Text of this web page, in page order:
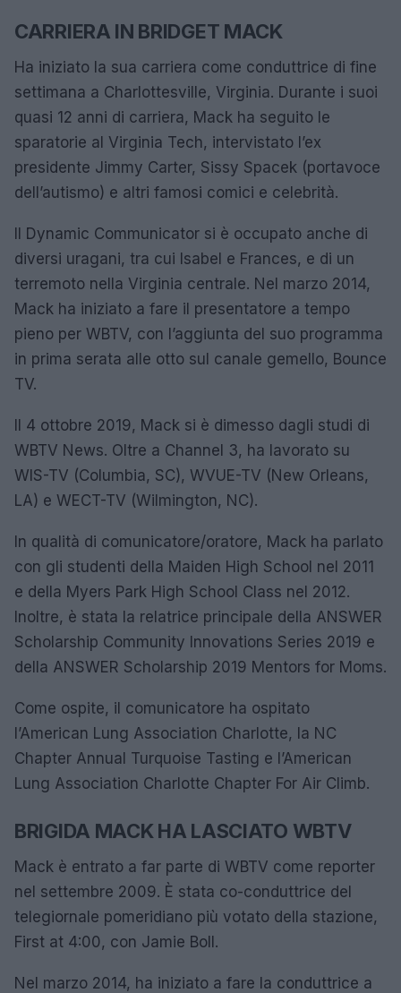
CARRIERA IN BRIDGET MACK
Ha iniziato la sua carriera come conduttrice di fine
settimana a Charlottesville, Virginia. Durante i suoi
quasi 12 anni di carriera, Mack ha seguito le
sparatorie al Virginia Tech, intervistato l’ex
presidente Jimmy Carter, Sissy Spacek (portavoce
dell’autismo) e altri famosi comici e celebrità.
Il Dynamic Communicator si è occupato anche di
diversi uragani, tra cui Isabel e Frances, e di un
terremoto nella Virginia centrale. Nel marzo 2014,
Mack ha iniziato a fare il presentatore a tempo
pieno per WBTV, con l’aggiunta del suo programma
in prima serata alle otto sul canale gemello, Bounce
TV.
Il 4 ottobre 2019, Mack si è dimesso dagli studi di
WBTV News. Oltre a Channel 3, ha lavorato su
WIS-TV (Columbia, SC), WVUE-TV (New Orleans,
LA) e WECT-TV (Wilmington, NC).
In qualità di comunicatore/oratore, Mack ha parlato
con gli studenti della Maiden High School nel 2011
e della Myers Park High School Class nel 2012.
Inoltre, è stata la relatrice principale della ANSWER
Scholarship Community Innovations Series 2019 e
della ANSWER Scholarship 2019 Mentors for Moms.
Come ospite, il comunicatore ha ospitato
l’American Lung Association Charlotte, la NC
Chapter Annual Turquoise Tasting e l’American
Lung Association Charlotte Chapter For Air Climb.
BRIGIDA MACK HA LASCIATO WBTV
Mack è entrato a far parte di WBTV come reporter
nel settembre 2009. È stata co-conduttrice del
telegiornale pomeridiano più votato della stazione,
First at 4:00, con Jamie Boll.
Nel marzo 2014, ha iniziato a fare la conduttrice a